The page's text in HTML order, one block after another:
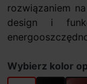
rozwiązaniem
design i
Wybierz kolor
biały czarny